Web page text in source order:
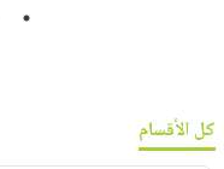
1
كل الأقسام